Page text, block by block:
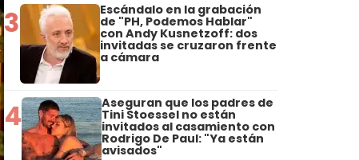
3 Escándalo en la grabación
de "PH, Podemos Hablar"
con Andy Kusnetzoff: dos
invitadas se cruzaron frente
a cámara
4 Aseguran que los padres de
Tini Stoessel no están
invitados al casamiento con
Rodrigo De Paul: "Ya están
avisados"